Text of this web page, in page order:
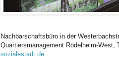
Nachbarschaftsbüro in der
Quartiersmanagement Rödelheim-West,
sozialestadt.de